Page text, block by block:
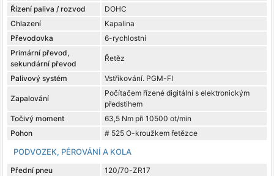
Řízení paliva / rozvod
DOHC
Chlazení
Kapalina
Převodovka
6-rychlostní
Primární převod,
sekundární převod
Řetěz
Palivový systém Vstřikování. PGM-FI
Zapalování
Počítačem řízené digitální s elektronickým
předstihem
Točivý moment
63,5 Nm při 10500 ot/min
Pohon
# 525 O-kroužkem řetězce
PODVOZEK, PÉROVÁNÍ A KOLA
Přední pneu
120/70-ZR17